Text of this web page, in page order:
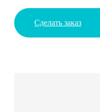
Сделать заказ